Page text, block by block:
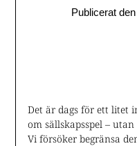
Publicerat den
Det är dags för ett litet
om sällskapsspel –
Vi försöker begränsa